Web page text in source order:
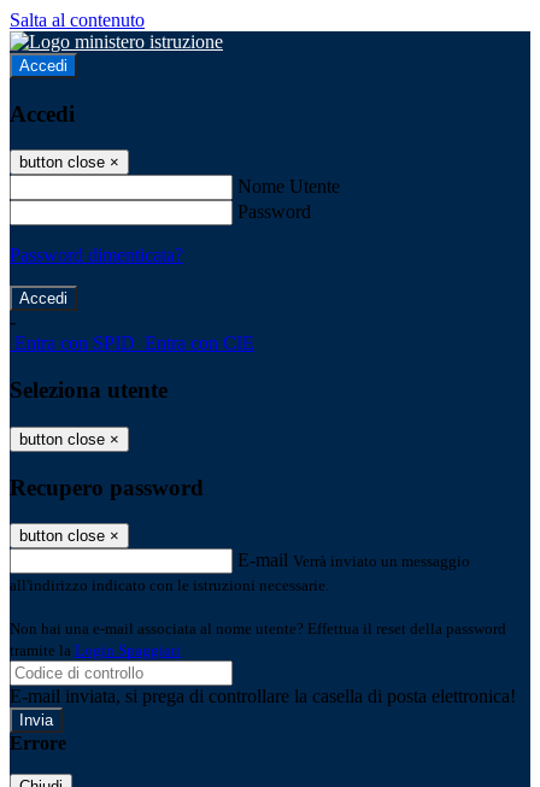
Salta al contenuto
Accedi
Accedi
button close ×
Nome Utente
Password
Password dimenticata?
-
Entra con SPID Entra con CIE
Seleziona utente
button close ×
Recupero password
button close ×
E-mail Verrà inviato un messaggio
all'indirizzo indicato con le istruzioni necessarie.
Non hai una e-mail associata al nome utente? Effettua il reset della password
tramite la Login Spaggiari
E-mail inviata, si prega di controllare la casella di posta elettronica!
Errore